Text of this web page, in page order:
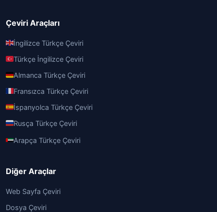
Çeviri Araçları
İngilizce Türkçe Çeviri
Türkçe İngilizce Çeviri
Almanca Türkçe Çeviri
Fransızca Türkçe Çeviri
İspanyolca Türkçe Çeviri
Rusça Türkçe Çeviri
Arapça Türkçe Çeviri
Diğer Araçlar
Web Sayfa Çeviri
Dosya Çeviri